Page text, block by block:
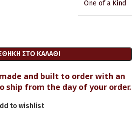
One of a Kind
ΣΤΟ ΚΑΛΆΘΙ
and built to order with an
ship from the day of your order.
to wishlist